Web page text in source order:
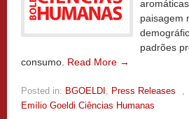
paisagem
padrões
consumo. Read More →
Posted in: BGOELDI , Press Releases ,
Emílio Goeldi Ciências Humanas